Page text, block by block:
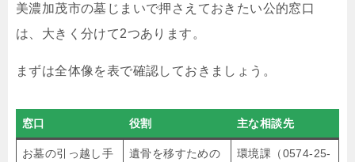
美濃加茂市の墓じまいで押さえておきたい公的窓口
は、大きく分けて2つあります。
まずは全体像を表で確認しておきましょう。
窓口 役割 主な相談先
お墓の引っ越し手
遺骨を移すための
環境課（0574-25-